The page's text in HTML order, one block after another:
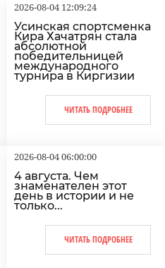
2026-08-04 12:09:24
Усинская спортсменка
Кира Хачатрян стала
абсолютной
победительницей
международного
турнира в Киргизии
ЧИТАТЬ ПОДРОБНЕЕ
2026-08-04 06:00:00
4 августа. Чем
знаменателен этот
день в истории и не
только...
ЧИТАТЬ ПОДРОБНЕЕ